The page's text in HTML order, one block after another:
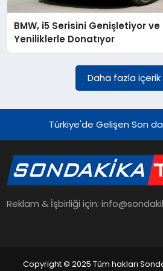
YAŞAM
EKONOMI
EĞITIM
OTOMOBIL
BMW, i5 Serisini Genişletiyor
Yeniliklerle Donatıyor
Daha fazla içerik
Türkiye'de Gelişen Son
Reklam & İşbirliği için:
Copyright © 2025 Tüm hakları